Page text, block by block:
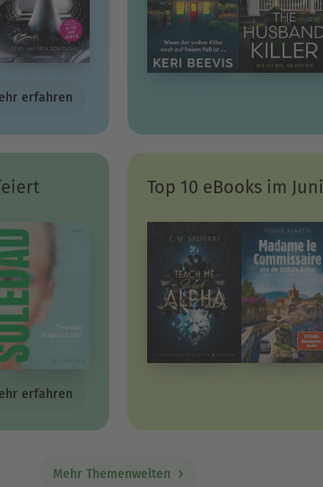
erfahren
erfahren
Top 10 eBooks im Juni
Mehr Themenwelten